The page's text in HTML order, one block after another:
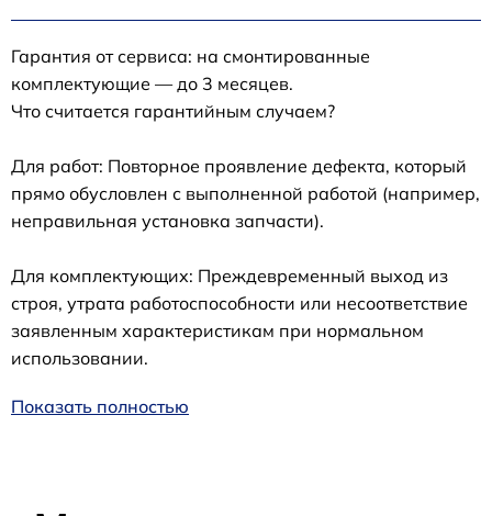
Гарантия от сервиса: на смонтированные
комплектующие — до 3 месяцев.
Что считается гарантийным случаем?
Для работ: Повторное проявление дефекта, который
прямо обусловлен с выполненной работой (например,
неправильная установка запчасти).
Для комплектующих: Преждевременный выход из
строя, утрата работоспособности или несоответствие
заявленным характеристикам при нормальном
использовании.
Показать полностью